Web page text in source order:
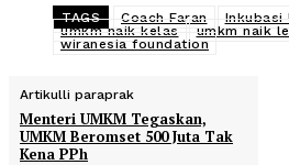
TAGS Coach Faran Inkubasi
umkm naik kelas
umkm naik
wiranesia foundation
Artikulli paraprak
Menteri UMKM Tegaskan,
UMKM Beromset 500 Juta Tak
Kena PPh